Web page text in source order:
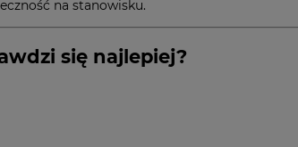
na stanowisku.
się najlepiej?